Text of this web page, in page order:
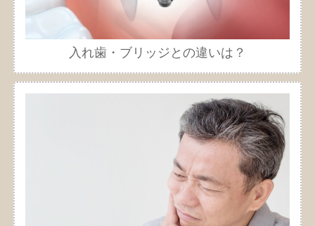
入れ歯・ブリッジとの違いは？